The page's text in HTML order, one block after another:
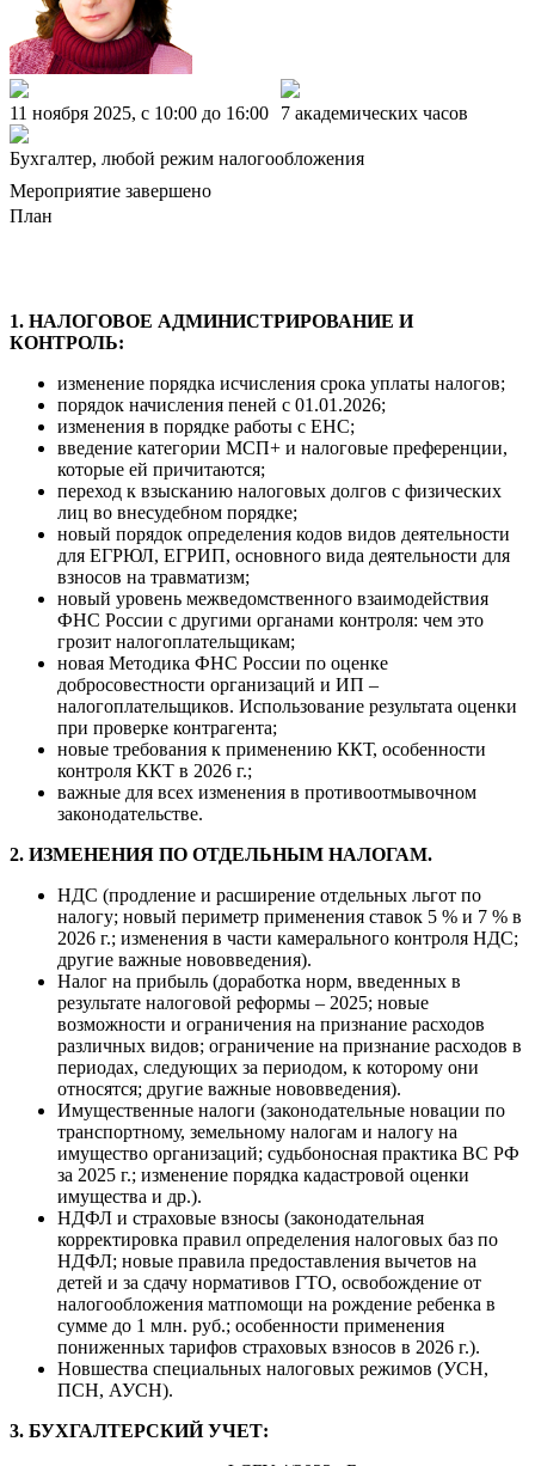
11 ноября 2025, c 10:00 до 16:00 7 академических часов
Бухгалтер, любой режим налогообложения
Мероприятие завершено
План
1. НАЛОГОВОЕ АДМИНИСТРИРОВАНИЕ И
КОНТРОЛЬ:
изменение порядка исчисления срока уплаты налогов;
порядок начисления пеней с 01.01.2026;
изменения в порядке работы с ЕНС;
введение категории МСП+ и налоговые преференции,
которые ей причитаются;
переход к взысканию налоговых долгов с физических
лиц во внесудебном порядке;
новый порядок определения кодов видов деятельности
для ЕГРЮЛ, ЕГРИП, основного вида деятельности для
взносов на травматизм;
новый уровень межведомственного взаимодействия
ФНС России с другими органами контроля: чем это
грозит налогоплательщикам;
новая Методика ФНС России по оценке
добросовестности организаций и ИП –
налогоплательщиков. Использование результата оценки
при проверке контрагента;
новые требования к применению ККТ, особенности
контроля ККТ в 2026 г.;
важные для всех изменения в противоотмывочном
законодательстве.
2. ИЗМЕНЕНИЯ ПО ОТДЕЛЬНЫМ НАЛОГАМ.
НДС (продление и расширение отдельных льгот по
налогу; новый периметр применения ставок 5 % и 7 % в
2026 г.; изменения в части камерального контроля НДС;
другие важные нововведения).
Налог на прибыль (доработка норм, введенных в
результате налоговой реформы – 2025; новые
возможности и ограничения на признание расходов
различных видов; ограничение на признание расходов в
периодах, следующих за периодом, к которому они
относятся; другие важные нововведения).
Имущественные налоги (законодательные новации по
транспортному, земельному налогам и налогу на
имущество организаций; судьбоносная практика ВС РФ
за 2025 г.; изменение порядка кадастровой оценки
имущества и др.).
НДФЛ и страховые взносы (законодательная
корректировка правил определения налоговых баз по
НДФЛ; новые правила предоставления вычетов на
детей и за сдачу нормативов ГТО, освобождение от
налогообложения матпомощи на рождение ребенка в
сумме до 1 млн. руб.; особенности применения
пониженных тарифов страховых взносов в 2026 г.).
Новшества специальных налоговых режимов (УСН,
ПСН, АУСН).
3. БУХГАЛТЕРСКИЙ УЧЕТ: